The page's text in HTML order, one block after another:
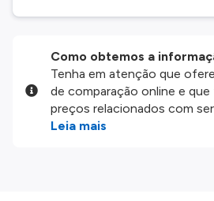
Como obtemos a
Tenha em atenção que
de comparação online e
preços relacionados com
produtos disponíveis no
Leia mais